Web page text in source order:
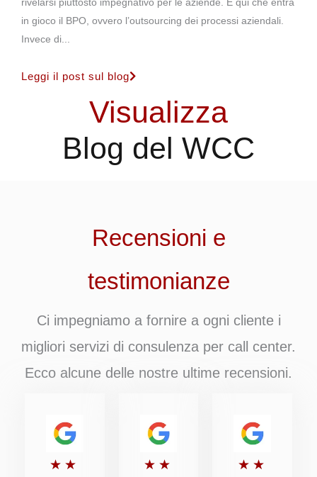
in gioco il BPO, ovvero l’outsourcing dei processi aziendali.
Invece di...
Leggi il post sul blog
Visualizza
Blog del WCC
Recensioni e
testimonianze
Ci impegniamo a fornire a ogni cliente i
migliori servizi di consulenza per call center.
Ecco alcune delle nostre ultime recensioni.
★ ★Valutato
★ ★Valutato
★ ★Valutato